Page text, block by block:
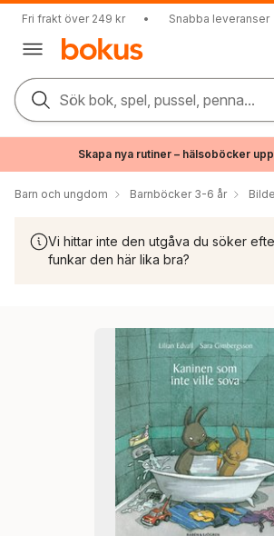
Fri frakt över 249 kr • Snabba leveranser
Sök bok, spel, pussel, penna...
Skapa nya rutiner – hälsoböcker
Barn och ungdom Barnböcker 3-6 år
Vi hittar inte den utgåva du söker
funkar den här lika bra?